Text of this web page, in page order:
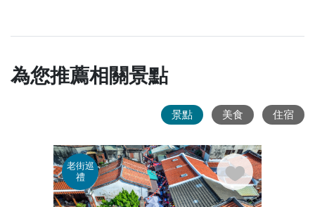
為您推薦相關景點
景點 美食 住宿
老街巡
禮